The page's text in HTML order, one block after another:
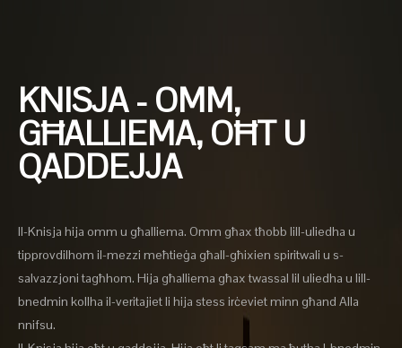
KNISJA - OMM,
GĦALLIEMA, OĦT U
QADDEJJA
Il-Knisja hija omm u għalliema. Omm għax tħobb lill-uliedha u
tipprovdilhom il-mezzi meħtieġa għall-għixien spiritwali u s-
salvazzjoni tagħhom. Hija għalliema għax twassal lil uliedha u lill-
bnedmin kollha il-veritajiet li hija stess irċeviet minn għand Alla
nnifsu.